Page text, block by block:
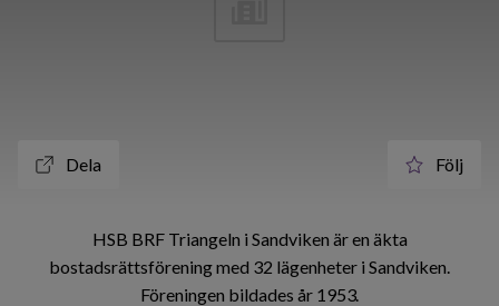
Dela Följ
HSB BRF Triangeln i Sandviken är en äkta
bostadsrättsförening med 32 lägenheter i Sandviken.
Föreningen bildades år 1953